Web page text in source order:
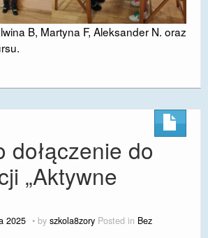
B, Martyna F, Aleksander N. oraz
dołączenie do
„Aktywne
2025 by szkola8zory Posted in Bez